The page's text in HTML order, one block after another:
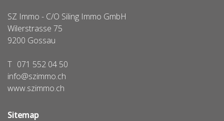
SZ Immo - C/O Siling Immo GmbH
Wilerstrasse 75
9200 Gossau
T 071 552 04 50
info@szimmo.ch
www.szimmo.ch
Sitemap